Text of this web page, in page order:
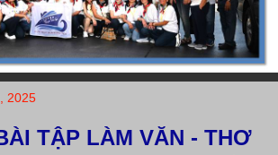
2025
TẬP LÀM VĂN - THƠ